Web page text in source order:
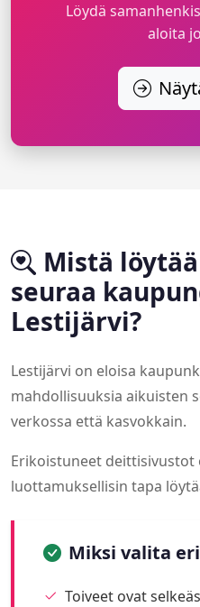
Löydä
aloita
Mistä
seuraa
Lestijärvi?
Lestijärvi on eloisa
mahdollisuuksia aikuisten
verkossa että kasvokkain.
Erikoistuneet deittisivustot
luottamuksellisin tapa
Miksi valita
Toiveet ovat